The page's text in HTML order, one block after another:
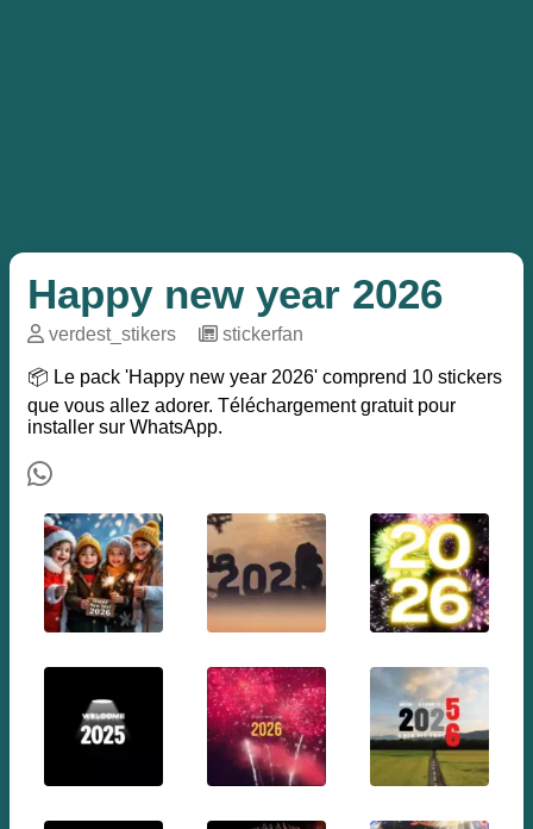
Happy new year 2026
verdest_stikers stickerfan
📦 Le pack 'Happy new year 2026' comprend 10 stickers
que vous allez adorer. Téléchargement gratuit pour
installer sur WhatsApp.